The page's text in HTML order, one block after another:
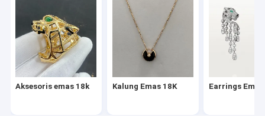
Aksesoris emas 18k Kalung Emas 18K Earrings Emas